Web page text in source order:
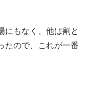
にもなく、他は割と
たので、これが一番